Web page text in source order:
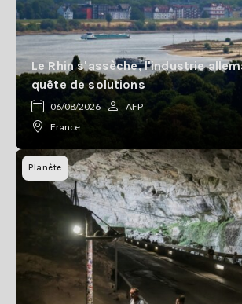
Le Rhin s'assèche, l'industrie
quête de solutions
06/08/2026
AFP
France
Planète